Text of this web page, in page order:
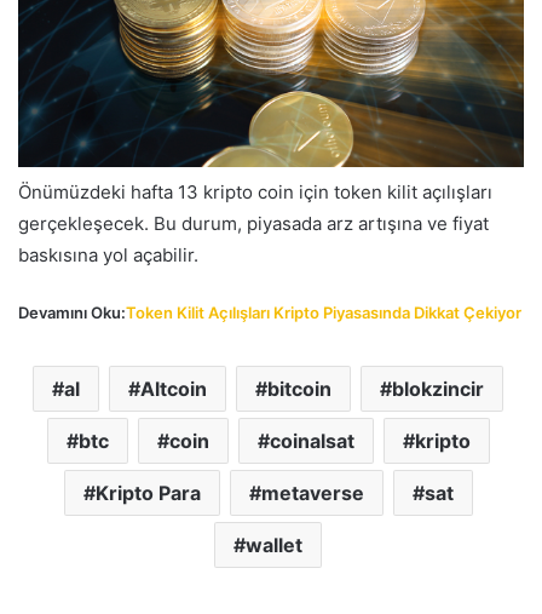
Önümüzdeki hafta 13 kripto coin için token kilit açılışları
gerçekleşecek. Bu durum, piyasada arz artışına ve fiyat
baskısına yol açabilir.
Devamını Oku:Token Kilit Açılışları Kripto Piyasasında Dikkat Çekiyor
al Altcoin bitcoin blokzincir
btc coin coinalsat kripto
Kripto Para metaverse sat
wallet